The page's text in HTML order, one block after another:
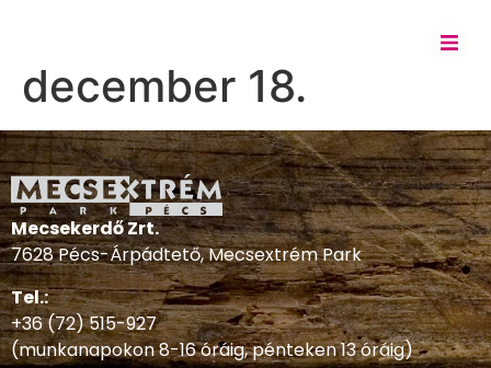
december 18.
Mecsekerdő Zrt.
7628 Pécs-Árpádtető, Mecsextrém Park
Tel.:
+36 (72) 515-927
(munkanapokon 8-16 óráig, pénteken 13 óráig)